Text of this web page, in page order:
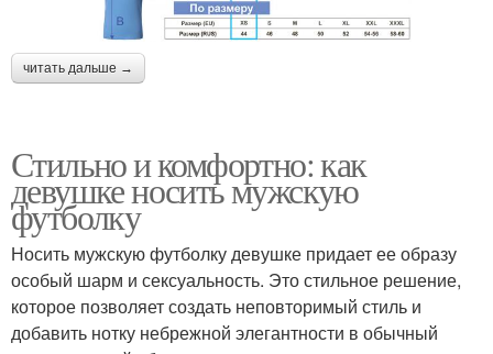
читать дальше →
Стильно и комфортно: как
девушке носить мужскую
футболку
Носить мужскую футболку девушке придает ее образу
особый шарм и сексуальность. Это стильное решение,
которое позволяет создать неповторимый стиль и
добавить нотку небрежной элегантности в обычный